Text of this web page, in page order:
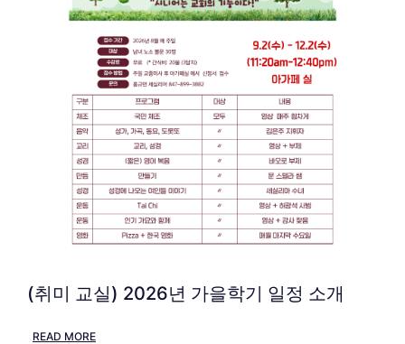
(취미 교실) 2026년 가을학기 일정 소개
READ MORE